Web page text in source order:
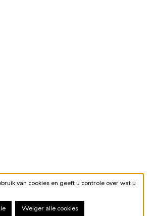
van cookies en geeft u controle over wat u
Weiger alle cookies